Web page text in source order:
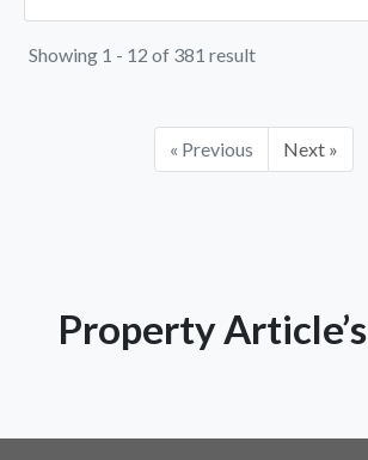
Showing 1 - 12 of 381 result
« Previous Next »
Property Article’s